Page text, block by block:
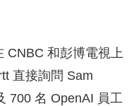
CNBC 和彭博電視上
直接詢問 Sam
700 名 OpenAI 員工